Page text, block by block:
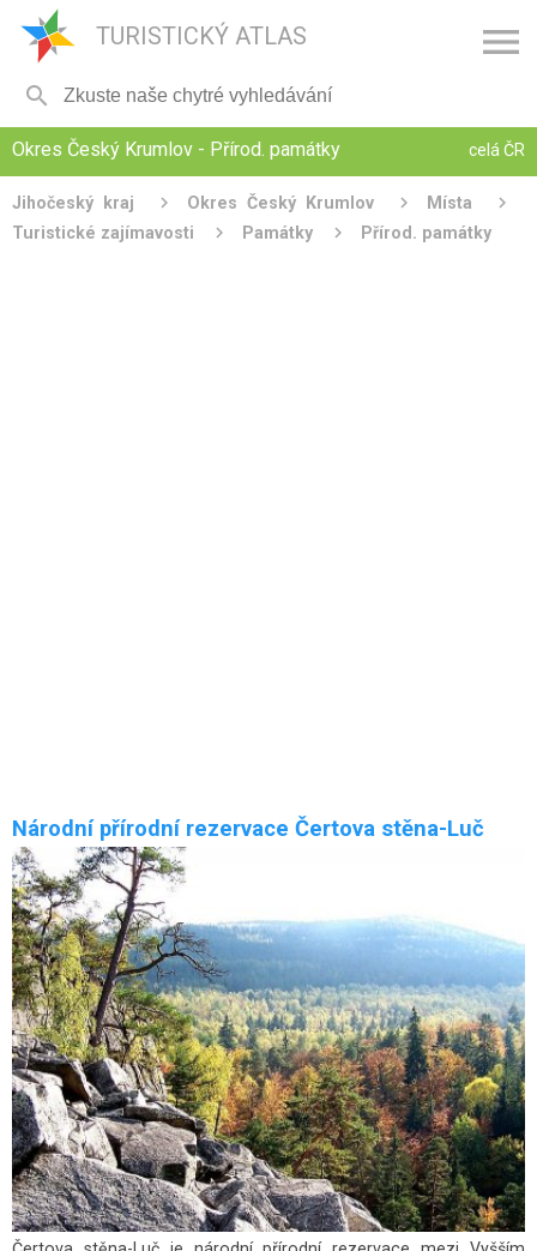
TURISTICKÝ ATLAS 

Okres Český Krumlov - Přírod. památky celá ČR
Jihočeský kraj Okres Český Krumlov
Místa
Turistické zajímavosti
Památky Přírod. památky
Borová alej Chvalšiny